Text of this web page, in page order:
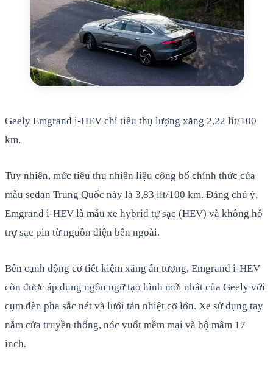
Geely Emgrand i-HEV chỉ tiêu thụ lượng xăng 2,22 lít/100
km.
Tuy nhiên, mức tiêu thụ nhiên liệu công bố chính thức của
mẫu sedan Trung Quốc này là 3,83 lít/100 km. Đáng chú ý,
Emgrand i-HEV là mẫu xe hybrid tự sạc (HEV) và không hỗ
trợ sạc pin từ nguồn điện bên ngoài.
Bên cạnh động cơ tiết kiệm xăng ấn tượng, Emgrand i-HEV
còn được áp dụng ngôn ngữ tạo hình mới nhất của Geely với
cụm đèn pha sắc nét và lưới tản nhiệt cỡ lớn. Xe sử dụng tay
nắm cửa truyền thống, nóc vuốt mềm mại và bộ mâm 17
inch.